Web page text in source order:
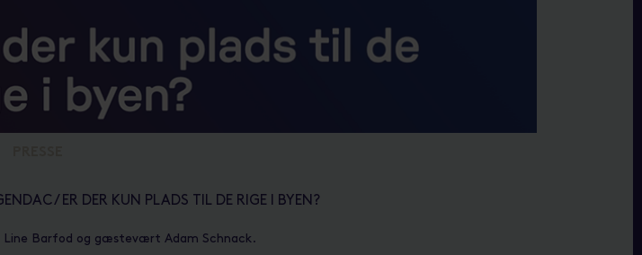
/ ER DER KUN PLADS TIL DE RIGE I BYEN?
Line Barfod og gæstevært Adam Schnack.